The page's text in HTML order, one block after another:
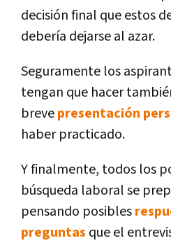
decisión final que estos
debería dejarse al azar.
Seguramente los
tengan que hacer
brevepresentación
haber practicado.
Y finalmente, todos los
búsqueda laboral se
pensando posibles
preguntas que el